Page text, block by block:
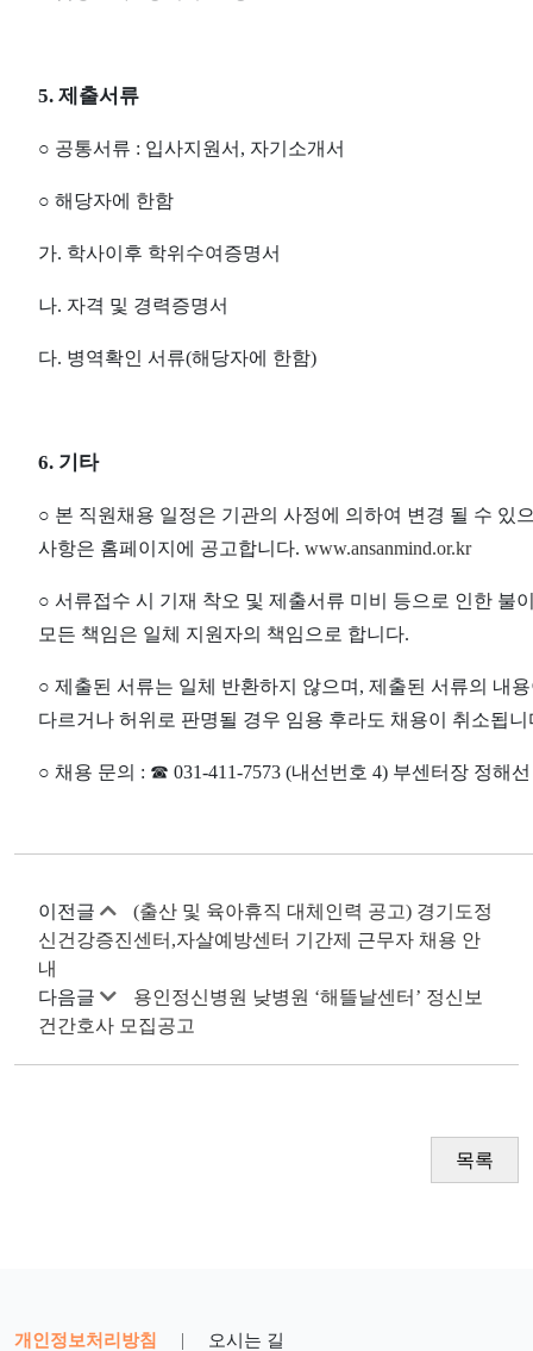
5. 제출서류
○ 공통서류 : 입사지원서 , 자기소개서
○ 해당자에 한함
가. 학사이후 학위수여증명서
나. 자격 및 경력증명서
다. 병역확인 서류(해당자에 한함)
6. 기타
○ 본 직원채용 일정은 기관의 사정에 의하여 변경 될 수 있
사항은 홈페이지에 공고합니다. www.ansanmind.or.kr
○ 서류접수 시 기재 착오 및 제출서류 미비 등으로 인한 불
모든 책임은 일체 지원자의 책임으로 합니다.
○ 제출된 서류는 일체 반환하지 않으며 , 제출된 서류의 내
다르거나 허위로 판명될 경우 임용 후라도 채용이 취소됩니
○ 채용 문의 : ☎ 031-411-7573 (내선번호 4) 부센터장 정해선
이전글
(출산 및 육아휴직 대체인력 공고) 경기도정
신건강증진센터,자살예방센터 기간제 근무자 채용 안
내
다음글
용인정신병원 낮병원 ‘해뜰날센터’ 정신보
건간호사 모집공고
목록
개인정보처리방침 | 오시는 길